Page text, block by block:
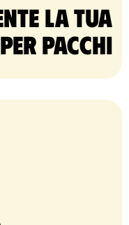
la tua
pacchi